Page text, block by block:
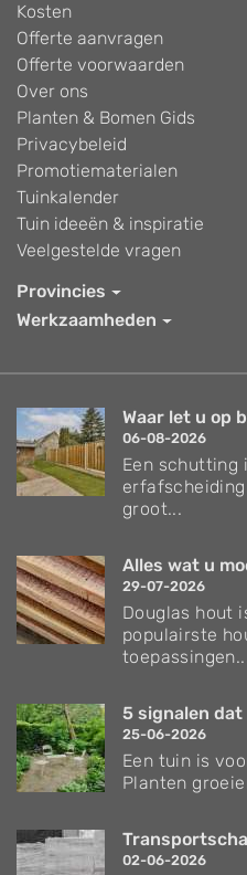
Kosten
Offerte aanvragen
Offerte voorwaarden
Over ons
Planten & Bomen Gids
Privacybeleid
Promotiematerialen
Tuinkalender
Tuin ideeën & inspiratie
Veelgestelde vragen
Provincies
Werkzaamheden
Waar let u op
06-08-2026
Een schutting
groot...
Alles wat u
29-07-2026
Douglas hout
populairste
5 signalen
25-06-2026
Een tuin is
Planten
02-06-2026